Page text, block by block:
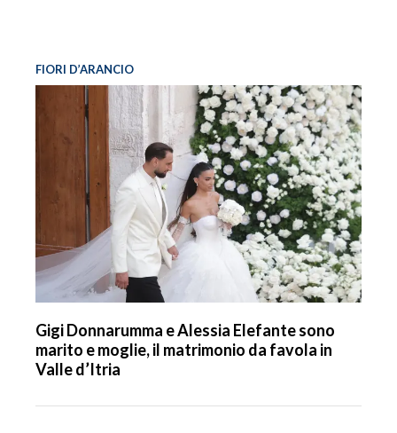
FIORI D’ARANCIO
Gigi Donnarumma e Alessia Elefante sono
marito e moglie, il matrimonio da favola in
Valle d’Itria